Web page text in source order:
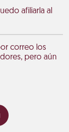
afiliarla al
correo los
pero aún